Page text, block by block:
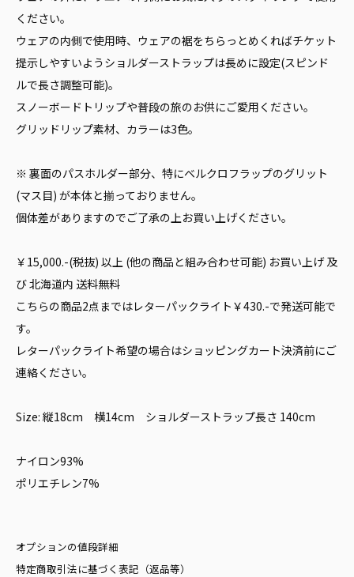
ください。
ウェアの内側で使用時、ウェアの裾をちらっとめくればチケット
提示しやすいようショルダーストラップは長めに設定(スピンド
ルで長さ調整可能)。
スノーボードトリップや普段の旅のお供にご愛用ください。
グリッドリップ素材、カラーは3色。
※ 裏面のパスホルダー部分、特にベルクロフラップのグリット
(マス目) が本体と揃っておりません。
個体差がありますのでご了承の上お買い上げください。
￥15,000.-(税抜) 以上 (他の商品と組み合わせ可能) お買い上げ 及
び 北海道内 送料無料
こちらの商品2点まではレターパックライト￥430.-で発送可能で
す。
レターパックライト希望の場合はショッピングカート決済前にご
連絡ください。
Size: 縦18cm 横14cm ショルダーストラップ長さ 140cm
ナイロン93%
ポリエチレン7%
オプションの値段詳細
特定商取引法に基づく表記（返品等）